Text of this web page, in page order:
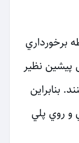
برخورداري
پيشين نظير
بنابراين
و روي پلي